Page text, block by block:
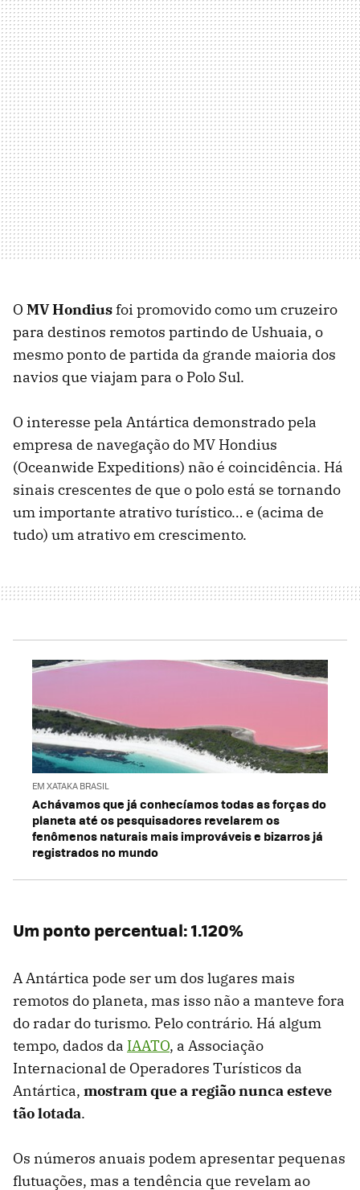
O MV Hondiusfoi promovido como um cruzeiro
para destinos remotos partindo de Ushuaia, o
mesmo ponto de partida da grande maioria dos
navios que viajam para o Polo Sul.
O interesse pela Antártica demonstrado pela
empresa de navegação do MV Hondius
(Oceanwide Expeditions) não é coincidência. Há
sinais crescentes de que o polo está se tornando
um importante atrativo turístico… e (acima de
tudo) um atrativo em crescimento.
EM XATAKA BRASIL
Achávamos que já conhecíamos todas as forças do
planeta até os pesquisadores revelarem os
fenômenos naturais mais improváveis e bizarros já
registrados no mundo
Um ponto percentual: 1.120%
A Antártica pode ser um dos lugares mais
remotos do planeta, mas isso não a manteve fora
do radar do turismo. Pelo contrário. Há algum
tempo, dados da IAATO, a Associação
Internacional de Operadores Turísticos da
Antártica, mostram que a região nunca esteve
tão lotada.
Os números anuais podem apresentar pequenas
flutuações, mas a tendência que revelam ao